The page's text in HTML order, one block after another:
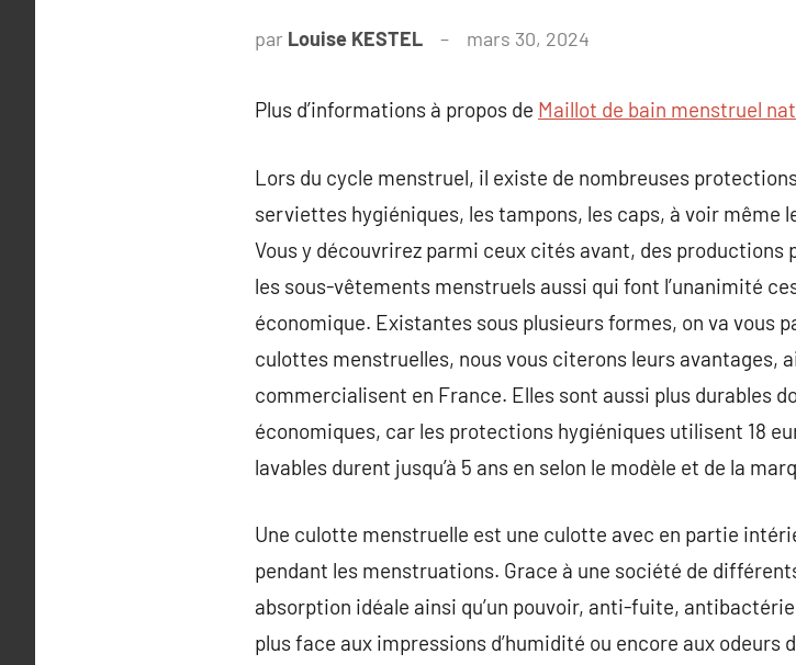
par Louise KESTEL mars 30, 2024
Plus d’informations à propos de Maillot de bain menstruel
Lors du cycle menstruel, il existe de nombreuses
serviettes hygiéniques, les tampons, les caps, à voir
Vous y découvrirez parmi ceux cités avant, des productions
les sous-vêtements menstruels aussi qui font l’unanimité
économique. Existantes sous plusieurs formes, on va vous
culottes menstruelles, nous vous citerons leurs avantages,
commercialisent en France. Elles sont aussi plus durables
économiques, car les protections hygiéniques utilisent 18
lavables durent jusqu’à 5 ans en selon le modèle et de la
Une culotte menstruelle est une culotte avec en partie
pendant les menstruations. Grace à une société de
absorption idéale ainsi qu’un pouvoir, anti-fuite,
plus face aux impressions d’humidité ou encore aux